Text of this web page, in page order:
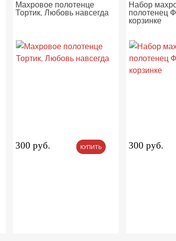
Махровое полотенце
Тортик, Любовь навсегда
300 руб. КУПИТЬ
Набор
полотенец
корзинке
300 руб.